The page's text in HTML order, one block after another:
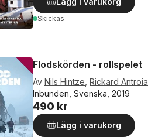
Skickas
Flodskörden - rollspelet
Av Nils Hintze Rickard Antroia
Inbunden, Svenska, 2019
490 kr
Lägg i varukorg